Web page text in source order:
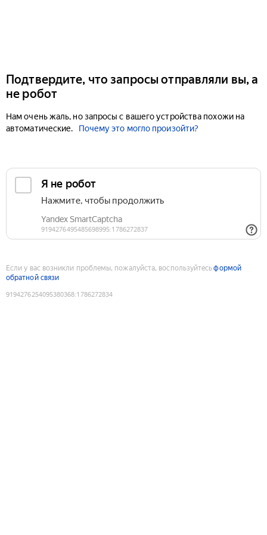
Подтвердите, что запросы отправляли вы, а
не робот
Нам очень жаль, но запросы с вашего устройства похожи на
автоматические.
Почему это могло произойти?
Если у вас возникли проблемы, пожалуйста, воспользуйтесьформой
обратной связи
9194276254095380368:1786272834